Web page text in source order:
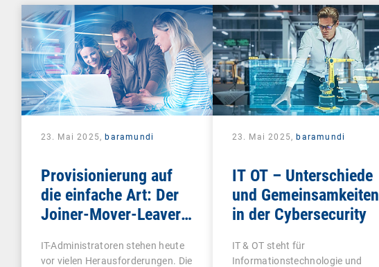
23. Mai 2025,baramundi
Provisionierung auf
die einfache Art: Der
Joiner-Mover-Leaver-
IT-Administratoren stehen heute
vor vielen Herausforderungen. Die
23. Mai 2025,baramundi
IT OT – Unterschiede
und Gemeinsamkeiten
in der Cybersecurity
IT & OT steht für
Informationstechnologie und